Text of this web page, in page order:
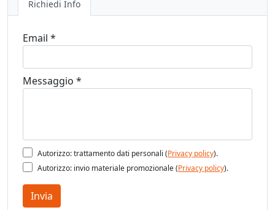
Richiedi Info
Email *
Messaggio *
Autorizzo: trattamento dati personali (Privacy policy).
Autorizzo: invio materiale promozionale (Privacy policy).
Invia